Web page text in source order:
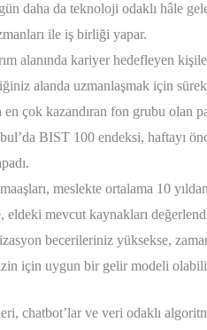
daha da teknoloji odaklı hâle
ile iş birliği yapar.
alanında kariyer hedefleyen
alanda uzmanlaşmak için
en çok kazandıran fon grubu olan
BIST 100 endeksi, haftayı
meslekte ortalama 10
eldeki mevcut kaynakları
becerileriniz yüksekse,
için uygun bir gelir modeli
chatbot’lar ve veri odaklı